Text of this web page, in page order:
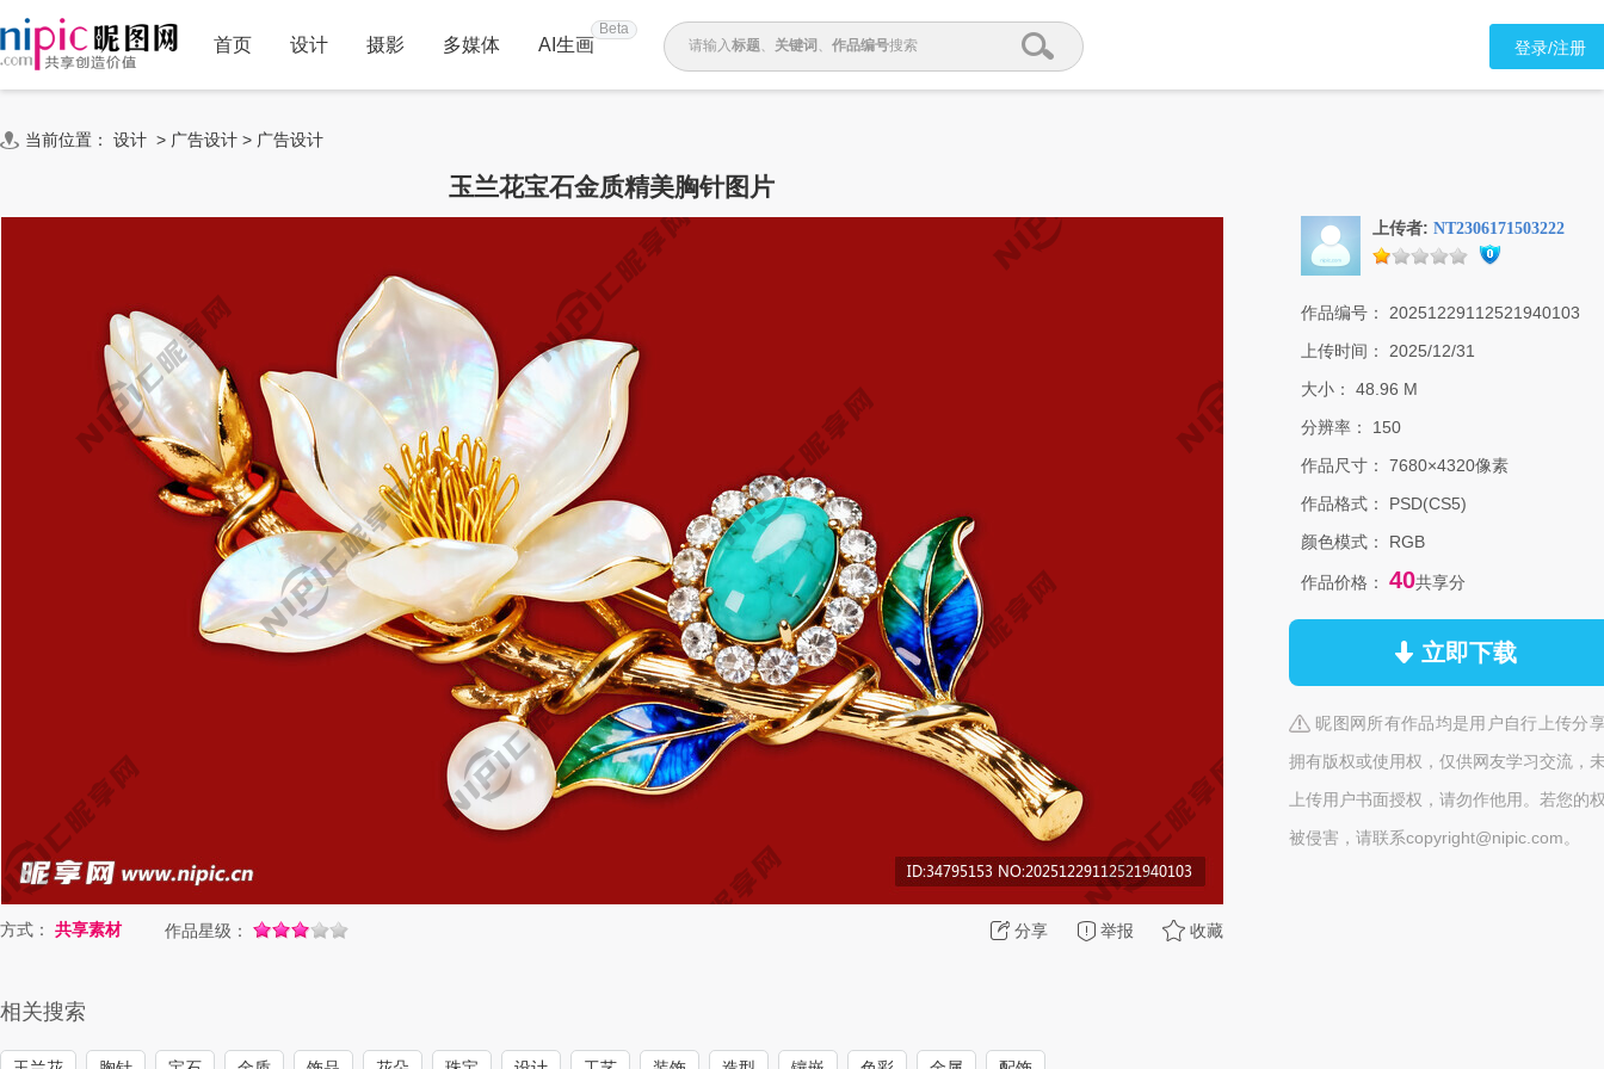
首页 设计 摄影 多媒体 AI生画
Beta
请输入标题、 关键词 、 作品编号搜索 登录/注册
当前位置： 设计 > 广告设计 > 广告设计
玉兰花宝石金质精美胸针图片
分享 举报 收藏
方式： 共享素材 作品星级：
上传者: NT2306171503222
作品编号：
20251229112521940103
上传时间：
2025/12/31
大小：
48.96 M
分辨率：
150
作品尺寸：
7680×4320像素
作品格式：
PSD(CS5)
颜色模式：
RGB
作品价格： 40共享分
立即下载
昵图网所有作品均是用户自行上传分
拥有版权或使用权，仅供网友学习交流，
上传用户书面授权，请勿作他用。若您的
被侵害，请联系copyright@nipic.com。
相关搜索